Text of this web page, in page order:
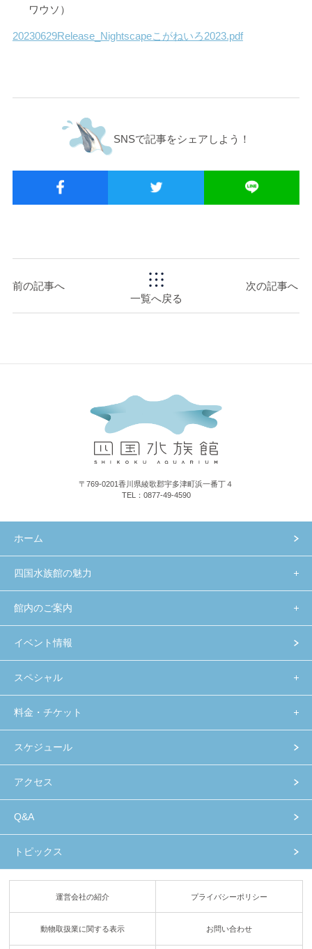
ワウソ）
20230629Release_Nightscapeこがねいろ2023.pdf
SNSで記事をシェアしよう！
前の記事へ
一覧へ戻る
次の記事へ
〒769-0201香川県綾歌郡宇多津町浜一番丁４
TEL：0877-49-4590
ホーム
四国水族館の魅力
館内のご案内
イベント情報
スペシャル
料金・チケット
スケジュール
アクセス
Q&A
トピックス
運営会社の紹介 プライバシーポリシー
動物取扱業に関する表示 お問い合わせ